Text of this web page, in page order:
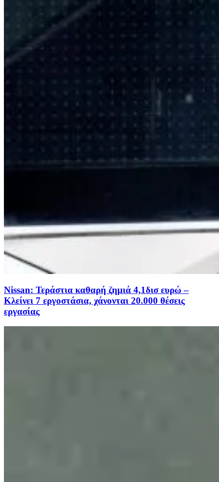
Νissan: Τεράστια καθαρή ζημιά 4,1δισ ευρώ –
Kλείνει 7 εργοστάσια, χάνονται 20.000 θέσεις
εργασίας